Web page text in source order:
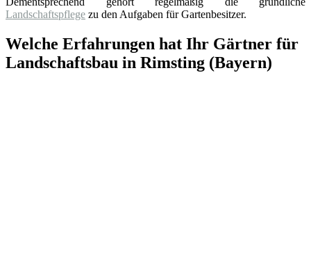
Landschaftspflege zu den Aufgaben für Gartenbesitzer.
Welche Erfahrungen hat Ihr Gärtner für
Landschaftsbau in Rimsting (Bayern)